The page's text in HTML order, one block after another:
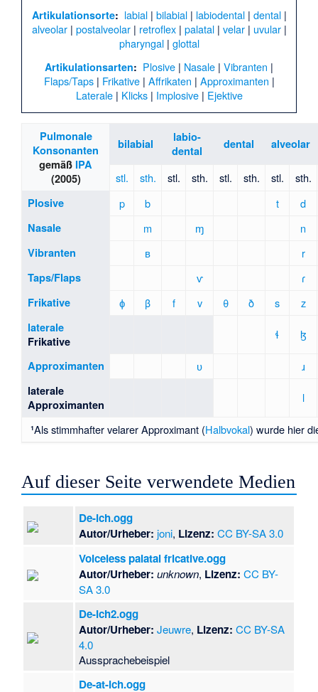
Artikulationsorte: labial| bilabial| labiodental| dental|
alveolar| postalveolar| retroflex| palatal| velar| uvular|
pharyngal| glottal
Artikulationsarten: Plosive | Nasale | Vibranten |
Flaps/Taps| Frikative| Affrikaten | Approximanten |
Laterale| Klicks| Implosive| Ejektive
Pulmonale
Konsonanten
gemäß IPA
(2005)
bilabial
labio-
dental
dental alveolar
stl. sth. stl. sth. stl. sth. stl. sth.
Plosive p b t d
Nasale m ɱ n
Vibranten ʙ r
Taps/Flaps ⱱ ɾ
Frikative ɸ β f v θ ð s z
laterale
Frikative
ɬ ɮ
Approximanten ʋ ɹ
laterale
Approximanten
l
¹Als stimmhafter velarer Approximant (Halbvokal) wurde hier
Auf dieser Seite verwendete Medien
De-ich.ogg
Autor/Urheber: joni, Lizenz: CC BY-SA 3.0
Voiceless palatal fricative.ogg
Autor/Urheber: unknown, Lizenz: CC BY-
SA 3.0
De-ich2.ogg
Autor/Urheber: Jeuwre, Lizenz: CC BY-SA
4.0
Aussprachebeispiel
De-at-ich.ogg